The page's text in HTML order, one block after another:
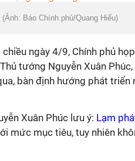
Báo Chính phủ/Quang Hiếu)
chiều ngày 4/9, Chính phủ
tướng Nguyễn Xuân
bàn định hướng phát triển
Xuân Phúc lưu ý: Lạm
mức mục tiêu, tuy nhiên